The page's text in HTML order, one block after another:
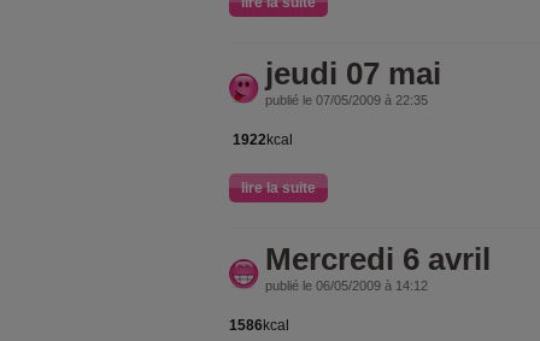
jeudi 07 mai
publié le 07/05/2009 à 22:35
1922 kcal
lire la suite
Mercredi 6 avril
publié le 06/05/2009 à 14:12
1586 kcal